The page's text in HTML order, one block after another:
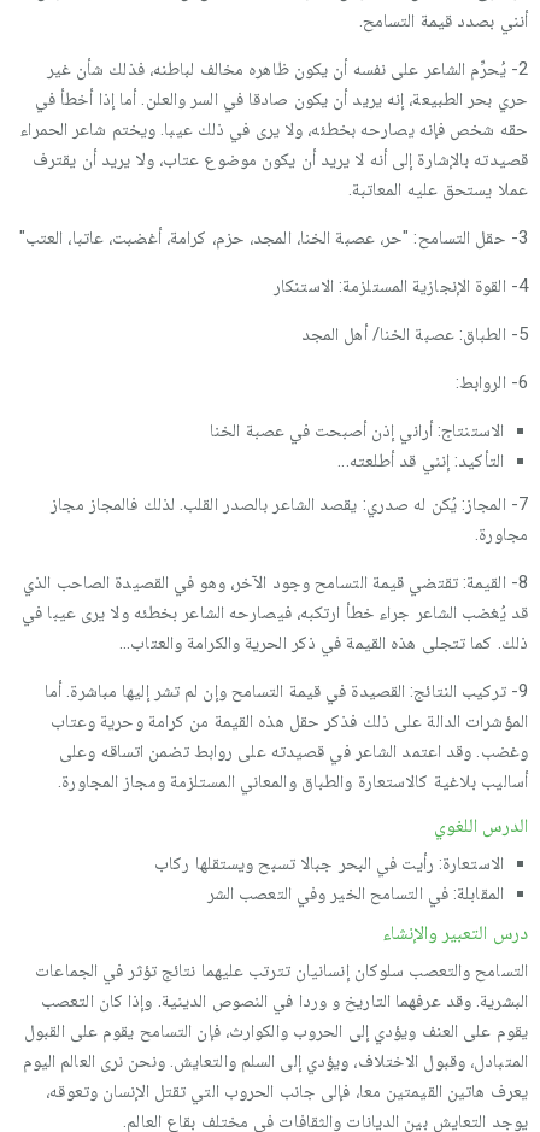
أنني بصدد قيمة التسامح.
2- يُحرِّم الشاعر على نفسه أن يكون ظاهره مخالف لباطنه، فذلك شأن غير
حري بحر الطبيعة، إنه يريد أن يكون صادقا في السر والعلن. أما إذا أخطأ في
حقه شخص فإنه يصارحه بخطئه، ولا يرى في ذلك عيبا. ويختم شاعر الحمراء
قصيدته بالإشارة إلى أنه لا يريد أن يكون موضوع عتاب، ولا يريد أن يقترف
عملا يستحق عليه المعاتبة.
3- حقل التسامح: "حر، عصبة الخنا، المجد، حزم، كرامة، أغضبت، عاتبا، العتب"
4- القوة الإنجازية المستلزمة: الاستنكار
5- الطباق: عصبة الخنا/ أهل المجد
6- الروابط:
الاستنتاج: أراني إذن أصبحت في عصبة الخنا
التأكيد: إنني قد أطلعته...
7- المجاز: يُكن له صدري: يقصد الشاعر بالصدر القلب. لذلك فالمجاز مجاز
مجاورة.
8- القيمة: تقتضي قيمة التسامح وجود الآخر، وهو في القصيدة الصاحب الذي
قد يُغضب الشاعر جراء خطأ ارتكبه، فيصارحه الشاعر بخطئه ولا يرى عيبا في
ذلك. كما تتجلى هذه القيمة في ذكر الحرية والكرامة والعتاب...
9- تركيب النتائج: القصيدة في قيمة التسامح وإن لم تشر إليها مباشرة. أما
المؤشرات الدالة على ذلك فذكر حقل هذه القيمة من كرامة وحرية وعتاب
وغضب. وقد اعتمد الشاعر في قصيدته على روابط تضمن اتساقه وعلى
أساليب بلاغية كالاستعارة والطباق والمعاني المستلزمة ومجاز المجاورة.
الدرس اللغوي
الاستعارة: رأيت في البحر جبالا تسبح ويستقلها ركاب
المقابلة: في التسامح الخير وفي التعصب الشر
درس التعبير والإنشاء
التسامح والتعصب سلوكان إنسانيان تترتب عليهما نتائج تؤثر في الجماعات
البشرية. وقد عرفهما التاريخ و وردا في النصوص الدينية. وإذا كان التعصب
يقوم على العنف ويؤدي إلى الحروب والكوارث، فإن التسامح يقوم على القبول
المتبادل، وقبول الاختلاف، ويؤدي إلى السلم والتعايش. ونحن نرى العالم اليوم
يعرف هاتين القيمتين معا، فإلى جانب الحروب التي تقتل الإنسان وتعوقه،
يوجد التعايش بين الديانات والثقافات في مختلف بقاع العالم.